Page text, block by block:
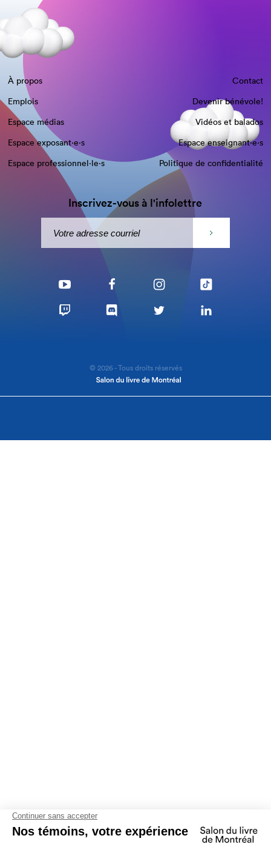
À propos
Contact
Emplois
Devenir bénévole!
Espace médias
Vidéos et balados
Espace exposant·e⋅s
Espace enseignant·e⋅s
Espace professionnel·le⋅s
Politique de confidentialité
Inscrivez-vous à l'infolettre
© 2026 - Tous droits réservés